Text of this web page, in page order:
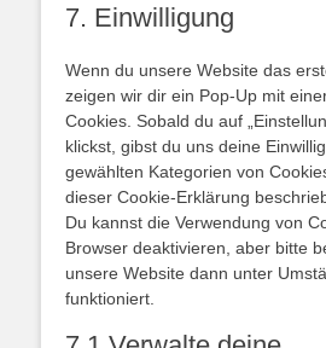
7. Einwilligung
Wenn du unsere Website das
zeigen wir dir ein Pop-Up mit
Cookies. Sobald du auf
klickst, gibst du uns deine
gewählten Kategorien von
dieser Cookie-Erklärung
Du kannst die Verwendung von
Browser deaktivieren, aber bitte
unsere Website dann unter
funktioniert.